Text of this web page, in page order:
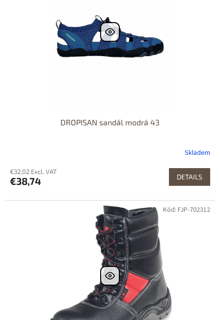
DROPISAN sandál modrá 43
Skladem
€32,02 Excl. VAT
€38,74 DETAILS
Kód: FJP-702312